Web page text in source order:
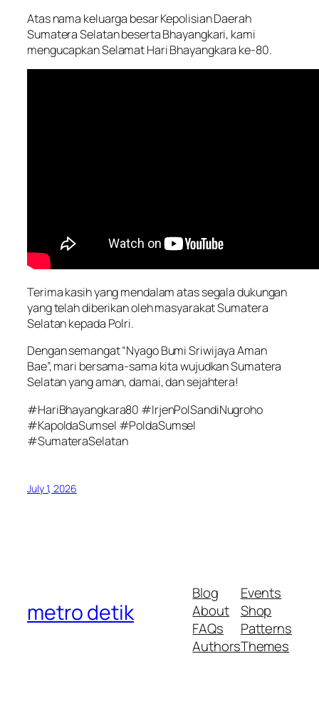
Atas nama keluarga besar Kepolisian Daerah
Sumatera Selatan beserta Bhayangkari, kami
mengucapkan Selamat Hari Bhayangkara ke-80.
Terima kasih yang mendalam atas segala dukungan
yang telah diberikan oleh masyarakat Sumatera
Selatan kepada Polri.
Dengan semangat “Nyago Bumi Sriwijaya Aman
Bae”, mari bersama-sama kita wujudkan Sumatera
Selatan yang aman, damai, dan sejahtera!
#HariBhayangkara80 #IrjenPolSandiNugroho
#KapoldaSumsel #PoldaSumsel
#SumateraSelatan
July 1, 2026
metro detik
Blog
About
FAQs
Authors
Events
Shop
Patterns
Themes